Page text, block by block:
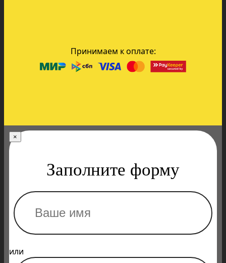
Принимаем к оплате:
×
Заполните форму
или